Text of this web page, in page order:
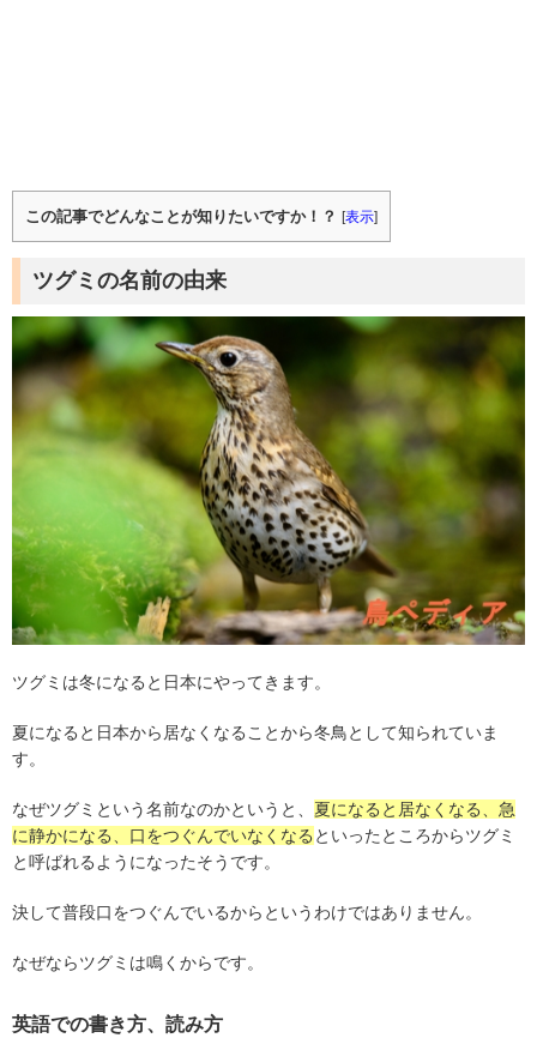
この記事でどんなことが知りたいですか！？ [表示]
ツグミの名前の由来
ツグミは冬になると日本にやってきます。
夏になると日本から居なくなることから冬鳥として知られていま
す。
なぜツグミという名前なのかというと、 夏になると居なくなる、急
に静かになる、口をつぐんでいなくなる といったところからツグミ
と呼ばれるようになったそうです。
決して普段口をつぐんでいるからというわけではありません。
なぜならツグミは鳴くからです。
英語での書き方、読み方